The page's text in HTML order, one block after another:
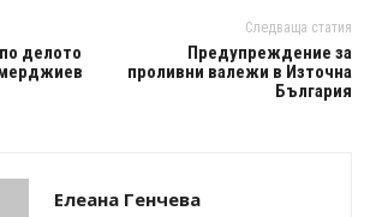
делото
Следваща статия
Предупреждение за
проливни валежи в Източна
България
Елеана Генчева